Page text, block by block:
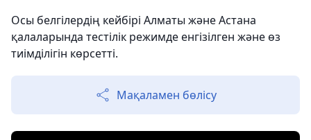
Осы белгілердің кейбірі Алматы және Астана
қалаларында тестілік режимде енгізілген және өз
тиімділігін көрсетті.
Мақаламен бөлісу